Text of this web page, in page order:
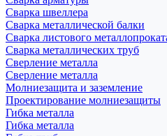
Сварка швеллера
Сварка металлической балки
Сварка листового
Сварка металлических труб
Сверление металла
Сверление металла
Молниезащита и заземление
Проектирование молниезащиты
Гибка металла
Гибка металла